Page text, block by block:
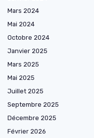
Mars 2024
Mai 2024
Octobre 2024
Janvier 2025
Mars 2025
Mai 2025
Juillet 2025
Septembre 2025
Décembre 2025
Février 2026